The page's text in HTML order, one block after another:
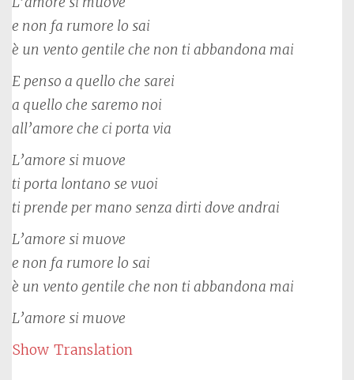
e non fa rumore lo sai
è un vento gentile che non ti abbandona mai
E penso a quello che sarei
a quello che saremo noi
all’amore che ci porta via
L’amore si muove
ti porta lontano se vuoi
ti prende per mano senza dirti dove andrai
L’amore si muove
e non fa rumore lo sai
è un vento gentile che non ti abbandona mai
L’amore si muove
Show Translation